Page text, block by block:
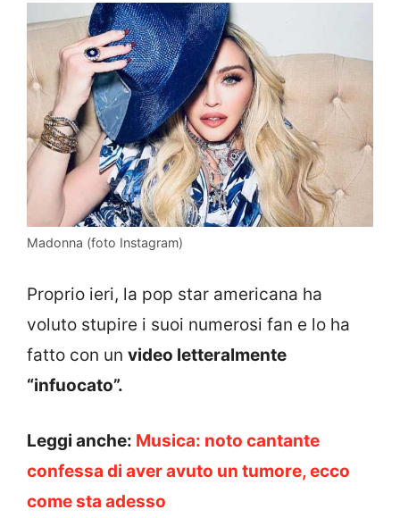
Madonna (foto Instagram)
Proprio ieri, la pop star americana ha
voluto stupire i suoi numerosi fan e lo ha
fatto con un video letteralmente
“infuocato”.
Leggi anche: Musica: noto cantante
confessa di aver avuto un tumore, ecco
come sta adesso